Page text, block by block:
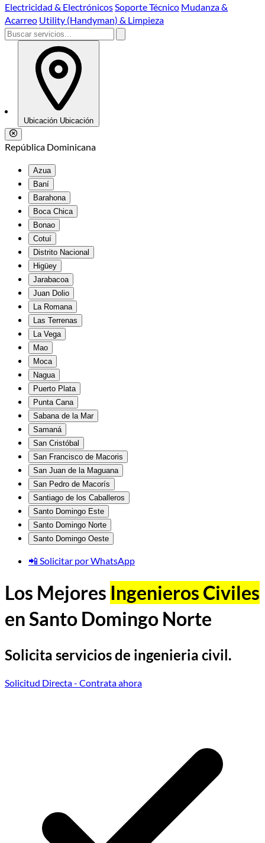
Electricidad & ElectrónicosSoporte Técnico Mudanza &
Acarreo Utility (Handyman) & Limpieza
Ubicación Ubicación
República Dominicana
Azua
Baní
Barahona
Boca Chica
Bonao
Cotuí
Distrito Nacional
Higüey
Jarabacoa
Juan Dolio
La Romana
Las Terrenas
La Vega
Mao
Moca
Nagua
Puerto Plata
Punta Cana
Sabana de la Mar
Samaná
San Cristóbal
San Francisco de Macoris
San Juan de la Maguana
San Pedro de Macorís
Santiago de los Caballeros
Santo Domingo Este
Santo Domingo Norte
Santo Domingo Oeste
📲 Solicitar por WhatsApp
Los Mejores Ingenieros Civiles
en Santo Domingo Norte
Solicita servicios de ingenieria civil.
Solicitud Directa- Contrata ahora